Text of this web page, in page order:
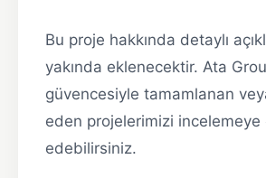
Bu proje hakkında detaylı
yakında eklenecektir. Ata
güvencesiyle tamamlanan
eden projelerimizi incelemeye
edebilirsiniz.